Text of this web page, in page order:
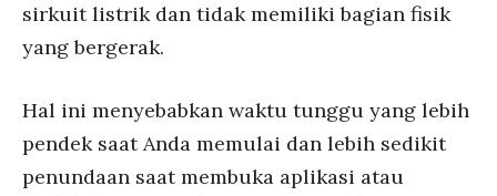
sirkuit listrik dan tidak memiliki bagian fisik
yang bergerak.
Hal ini menyebabkan waktu tunggu yang lebih
pendek saat Anda memulai dan lebih sedikit
penundaan saat membuka aplikasi atau